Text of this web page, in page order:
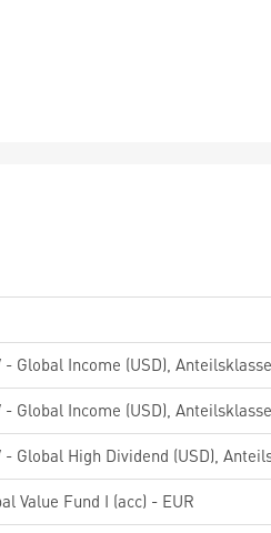
- Global Income (USD),
Value Fund I (acc) - EUR